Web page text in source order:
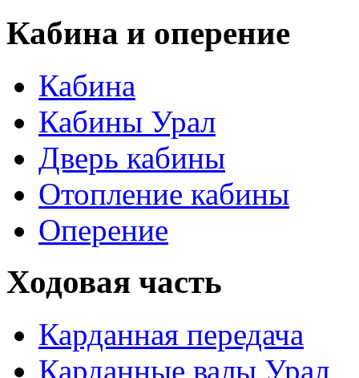
Кабина и оперение
Кабина
Кабины Урал
Дверь кабины
Отопление кабины
Оперение
Ходовая часть
Карданная передача
Карданные валы Урал